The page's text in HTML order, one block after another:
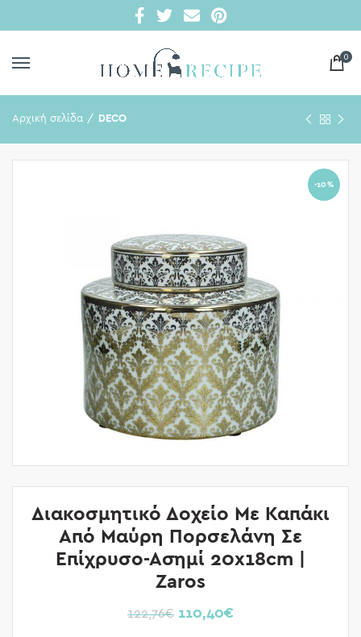
0
Αρχική σελίδα DECO
-10%
Διακοσμητικό Δοχείο Με Καπάκι
Από Μαύρη Πορσελάνη Σε
Επίχρυσο-Ασημί 20x18cm |
Zaros
122,76€ 110,40€